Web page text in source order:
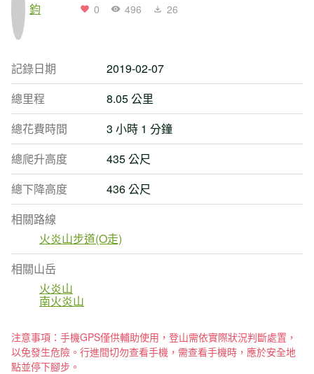
鈞 0 496 26
記錄日期
2019-02-07
總里程
8.05 公里
總花費時間
3 小時 1 分鐘
總爬升高度
435 公尺
總下降高度
436 公尺
相關路線
火炎山步道(O走)
相關山岳
火炎山
南火炎山
注意事項：手機GPS僅供輔助使用，登山需依實際狀況判斷處置，
以免發生危險。行進間切勿查看手機，需查看手機時，應於安全地
點並停下腳步。